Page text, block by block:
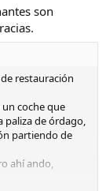
son
restauración
coche que
paliza de órdago,
partiendo de
ahí ando,